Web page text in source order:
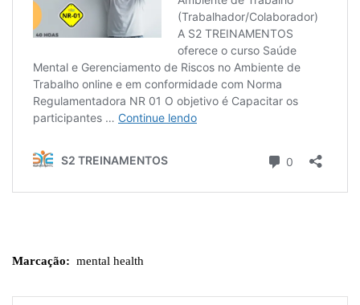
Marcação: mental health